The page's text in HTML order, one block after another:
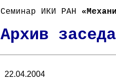
Семинар ИКИ РАН
Архив